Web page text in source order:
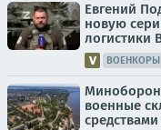
Евгений
новую
логистики
ВОЕНКОРЫ
военные